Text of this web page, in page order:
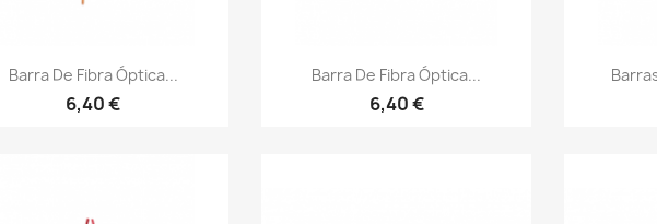
Vista rápida
Barra De Fibra Óptica...
6,40 €
Vista rápida
Barra De Fibra Óptica...
6,40 €